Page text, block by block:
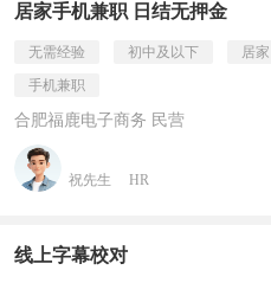
居家手机兼职 日结无押金
无需经验 初中及以下 居家
手机兼职
合肥福鹿电子商务 民营
祝先生 HR
线上字幕校对